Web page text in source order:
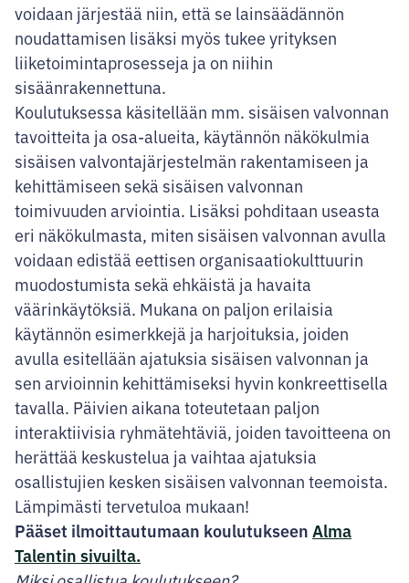
voidaan järjestää niin, että se lainsäädännön
noudattamisen lisäksi myös tukee yrityksen
liiketoimintaprosesseja ja on niihin
sisäänrakennettuna.
Koulutuksessa käsitellään mm. sisäisen valvonnan
tavoitteita ja osa-alueita, käytännön näkökulmia
sisäisen valvontajärjestelmän rakentamiseen ja
kehittämiseen sekä sisäisen valvonnan
toimivuuden arviointia. Lisäksi pohditaan useasta
eri näkökulmasta, miten sisäisen valvonnan avulla
voidaan edistää eettisen organisaatiokulttuurin
muodostumista sekä ehkäistä ja havaita
väärinkäytöksiä. Mukana on paljon erilaisia
käytännön esimerkkejä ja harjoituksia, joiden
avulla esitellään ajatuksia sisäisen valvonnan ja
sen arvioinnin kehittämiseksi hyvin konkreettisella
tavalla. Päivien aikana toteutetaan paljon
interaktiivisia ryhmätehtäviä, joiden tavoitteena on
herättää keskustelua ja vaihtaa ajatuksia
osallistujien kesken sisäisen valvonnan teemoista.
Lämpimästi tervetuloa mukaan!
Pääset ilmoittautumaan koulutukseenAlma
Talentin sivuilta.